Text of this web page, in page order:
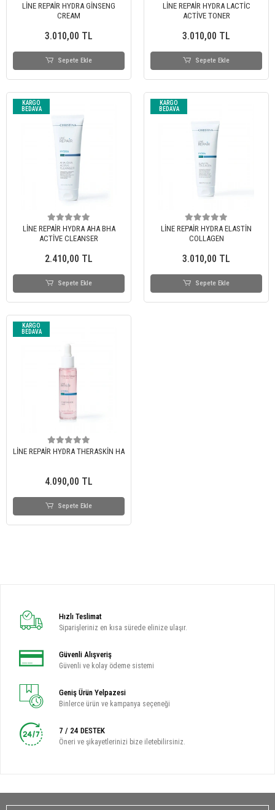
LİNE REPAİR HYDRA GİNSENG
CREAM
3.010,00 TL
Sepete Ekle
LİNE REPAİR HYDRA LACTİC
ACTİVE TONER
3.010,00 TL
Sepete Ekle
KARGO
BEDAVA
LİNE REPAİR HYDRA AHA BHA
ACTİVE CLEANSER
2.410,00 TL
Sepete Ekle
KARGO
BEDAVA
LİNE REPAİR HYDRA ELASTİN
COLLAGEN
3.010,00 TL
Sepete Ekle
KARGO
BEDAVA
LİNE REPAİR HYDRA THERASKİN HA
4.090,00 TL
Sepete Ekle
Hızlı Teslimat
Siparişleriniz en kısa sürede elinize ulaşır.
Güvenli Alışveriş
Güvenli ve kolay ödeme sistemi
Geniş Ürün Yelpazesi
Binlerce ürün ve kampanya seçeneği
7 / 24 DESTEK
Öneri ve şikayetlerinizi bize iletebilirsiniz.